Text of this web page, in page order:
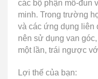
các bộ phận mô-đun
minh. Trong trường
và các ứng dụng liên
nên sử dụng van
một lần, trái ngược
Lợi thế của bạn: